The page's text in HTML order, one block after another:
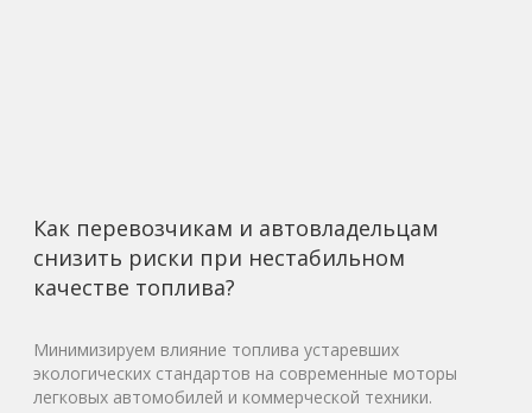
Как перевозчикам и автовладельцам
снизить риски при нестабильном
качестве топлива?
Минимизируем влияние топлива устаревших
экологических стандартов на современные моторы
легковых автомобилей и коммерческой техники.